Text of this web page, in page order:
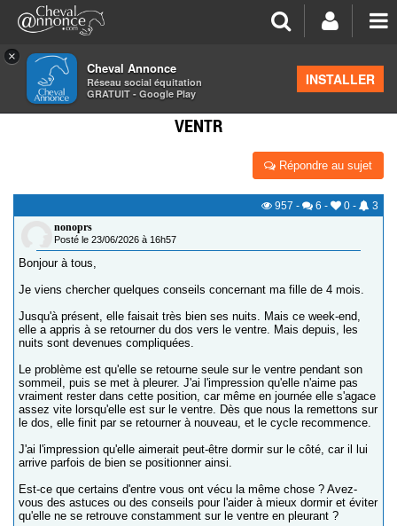
×
Cheval Annonce
Réseau social équitation
GRATUIT - Google Play
INSTALLER
>Salon de thé
BESOIN DE CONSEILS : BÉBÉ SE RETOURNE SUR LE
VENTR
Répondre au sujet
957 - 6 - 0 -
3
nonoprs
Posté le 23/06/2026 à 16h57
Bonjour à tous,
Je viens chercher quelques conseils concernant ma fille de 4 mois.
Jusqu'à présent, elle faisait très bien ses nuits. Mais ce week-end,
elle a appris à se retourner du dos vers le ventre. Mais depuis, les
nuits sont devenues compliquées.
Le problème est qu'elle se retourne seule sur le ventre pendant son
sommeil, puis se met à pleurer. J'ai l'impression qu'elle n'aime pas
vraiment rester dans cette position, car même en journée elle s'agace
assez vite lorsqu'elle est sur le ventre. Dès que nous la remettons sur
le dos, elle finit par se retourner à nouveau, et le cycle recommence.
J'ai l'impression qu'elle aimerait peut-être dormir sur le côté, car il lui
arrive parfois de bien se positionner ainsi.
Est-ce que certains d'entre vous ont vécu la même chose ? Avez-
vous des astuces ou des conseils pour l'aider à mieux dormir et éviter
qu'elle ne se retrouve constamment sur le ventre en pleurant ?